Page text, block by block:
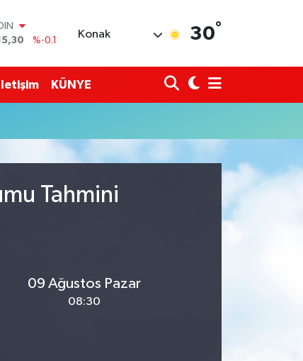
%-0.1
%0.18
ALTIN
Konak 30°
İletişim KÜNYE
Tahmini
09 Ağustos Pazar
08:30